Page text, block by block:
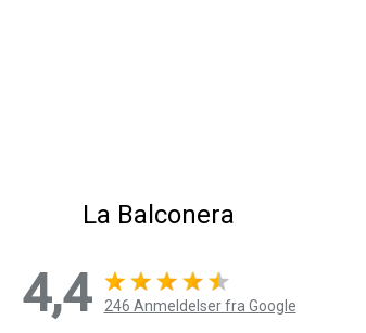
La Balconera
4,4 246 Anmeldelser fra Google